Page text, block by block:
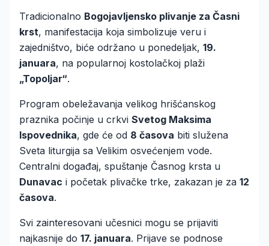
Tradicionalno Bogojavljensko plivanje za Časni
krst, manifestacija koja simbolizuje veru i
zajedništvo, biće održano u ponedeljak, 19.
januara, na popularnoj kostolačkoj plaži
„Topoljar“.
Program obeležavanja velikog hrišćanskog
praznika počinje u crkvi Svetog Maksima
Ispovednika, gde će od 8 časova biti služena
Sveta liturgija sa Velikim osvećenjem vode.
Centralni događaj, spuštanje Časnog krsta u
Dunavac i početak plivačke trke, zakazan je za 12
časova.
Svi zainteresovani učesnici mogu se prijaviti
najkasnije do 17. januara. Prijave se podnose